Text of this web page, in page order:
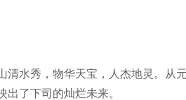
清水秀，物华天宝，人杰地灵。从
出了下司的灿烂未来。